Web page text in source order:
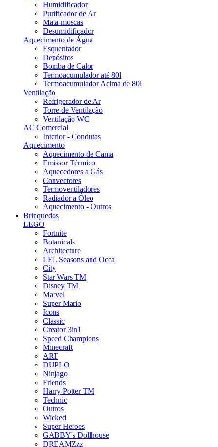
Humidificador
Purificador de Ar
Mata-moscas
Desumidificador
Aquecimento de Água
Esquentador
Depósitos
Bomba de Calor
Termoacumulador até 80l
Termoacumulador Acima de 80l
Ventilação
Refrigerador de Ar
Torre de Ventilação
Ventilação WC
AC Comercial
Interior - Condutas
Aquecimento
Aquecimento de Cama
Emissor Térmico
Aquecedores a Gás
Convectores
Termoventiladores
Radiador a Óleo
Aquecimento - Outros
Brinquedos
LEGO
Fortnite
Botanicals
Architecture
LEL Seasons and Occa
City
Star Wars TM
Disney TM
Marvel
Super Mario
Icons
Classic
Creator 3in1
Speed Champions
Minecraft
ART
DUPLO
Ninjago
Friends
Harry Potter TM
Technic
Outros
Wicked
Super Heroes
GABBY's Dollhouse
DREAMZzz